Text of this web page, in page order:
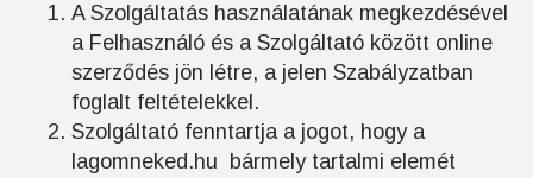
A Szolgáltatás használatának megkezdésével
a Felhasználó és a Szolgáltató között online
szerződés jön létre, a jelen Szabályzatban
foglalt feltételekkel.
Szolgáltató fenntartja a jogot, hogy a
lagomneked.hu bármely tartalmi elemét